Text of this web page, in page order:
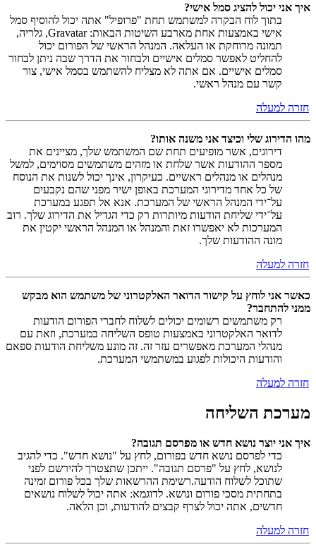
איך אני יכול להציג סמל אישי?
בתוך לוח הבקרה למשתמש תחת "פרופיל" אתה יכול להוסיף סמל
אישי באמצעות אחת מארבע השיטות הבאות: Gravatar, גלריה,
תמונה מרוחקת או העלאה. המנהל הראשי של הפורום יכול
להחליט לאפשר סמלים אישיים ולבחור את הדרך שבה ניתן לבחור
סמלים אישיים. אם אתה לא מצליח להשתמש בסמל אישי, צור
קשר עם מנהל ראשי.
חזרה למעלה
מהו הדירוג שלי וכיצד אני משנה אותו?
דירוגים, אשר מופיעים תחת שם המשתמש שלך, מציינים את
מספר ההודעות אשר שלחת או מזהים משתמשים מסוימים, למשל
מנהלים או מנהלים ראשיים. כעיקרון, אינך יכול לשנות את הנוסח
של כל אחד מדירוגי המערכת באופן ישיר מפני שהם נקבעים
על־ידי המנהל הראשי של המערכת. אנא אל תפגע במערכת
על־ידי שליחת הודעות מיותרות רק כדי הגדיל את הדירוג שלך. רוב
המערכות לא יאפשרו זאת והמנהל או המנהל הראשי יקטין את
מונה ההודעות שלך.
חזרה למעלה
כאשר אני לוחץ על קישור הדואר האלקטרוני של משתמש הוא מבקש
ממני להתחבר?
רק משתמשים רשומים יכולים לשלוח לחברי הפורום הודעות
לדואר האלקטרוני באמצעות טופס השליחה במערכת, וזאת עם
מנהלי המערכת מאפשרים עזר זה. זה מונע משליחת הודעות ספאם
והודעות היכולות לפגוע במשתמשי המערכת.
חזרה למעלה
מערכת השליחה
איך אני יוצר נושא חדש או מפרסם תגובה?
כדי לפרסם נושא חדש בפורום, לחץ על "נושא חדש". כדי להגיב
לנושא, לחץ על "פרסם תגובה". ייתכן שתצטרך להירשם לפני
שתוכל לשלוח הודעה.רשימת ההרשאות שלך בכל פורום זמינה
בתחתית מסכי פורום ונושא. לדוגמא: אתה יכול לשלוח נושאים
חדשים, אתה יכול לצרף קבצים להודעות, וכן הלאה.
חזרה למעלה